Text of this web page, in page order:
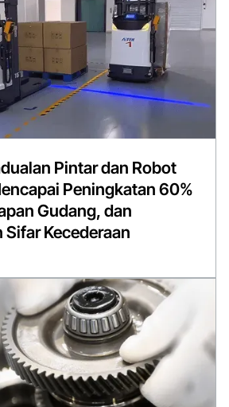
Pintar dan Robot
Peningkatan 60%
Gudang, dan
Kecederaan